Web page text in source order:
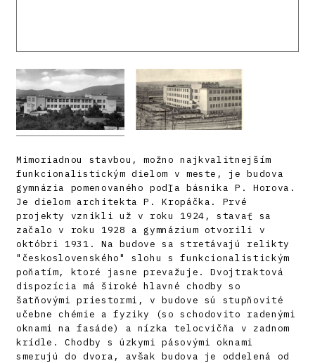
Mimoriadnou stavbou, možno najkvalitnejším
funkcionalistickým dielom v meste, je budova
gymnázia pomenovaného podľa básnika P. Horova.
Je dielom architekta P. Kropáčka. Prvé
projekty vznikli už v roku 1924, stavať sa
začalo v roku 1928 a gymnázium otvorili v
októbri 1931. Na budove sa stretávajú relikty
"československého" slohu s funkcionalistickým
poňatím, ktoré jasne prevažuje. Dvojtraktová
dispozícia má široké hlavné chodby so
šatňovými priestormi, v budove sú stupňovité
učebne chémie a fyziky (so schodovito radenými
oknami na fasáde) a nízka telocvičňa v zadnom
krídle. Chodby s úzkymi pásovými oknami
smerujú do dvora, avšak budova je oddelená od